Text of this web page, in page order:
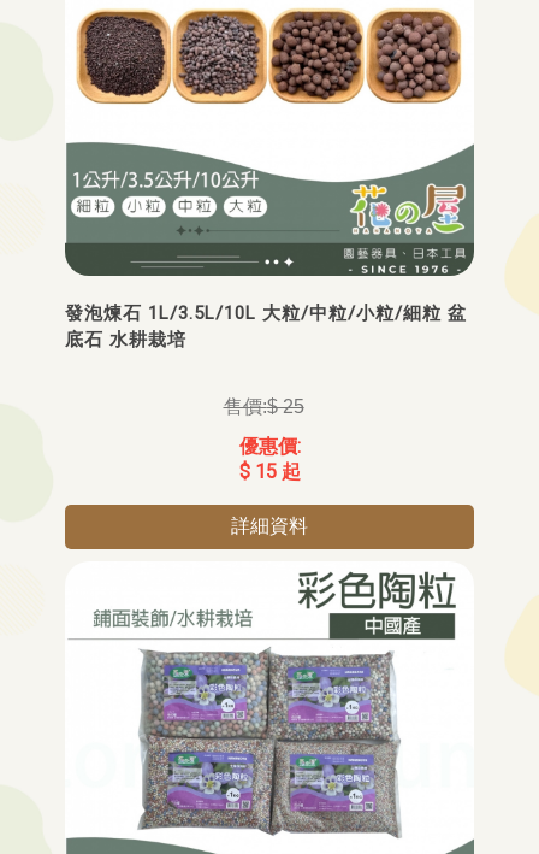
發泡煉石 1L/3.5L/10L 大粒/中粒/小粒/細粒 盆
底石 水耕栽培
$ 25
$ 15 起
詳細資料